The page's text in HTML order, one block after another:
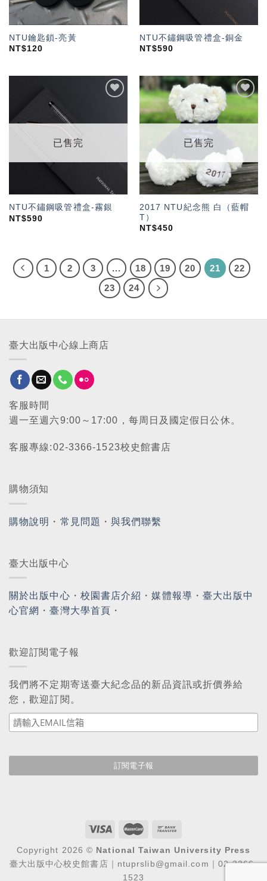
NTU鑰匙鎖-亮黃
NT$120
NTU不鏽鋼吸管禮盒-銅金
NT$590
望輕
已售完
NTU不鏽鋼吸管禮盒-霧銀
NT$590
「願
望輕
已售完
2017 NTU紀念熊 白（藍帽
T）
NT$450
1 2 3 ... 18 19 20 21
22
23
24
臺大出版中心線上商店
客服時間
週一至週六9:00～17:00，每周日及國定假日公休。
客服專線:02-3366-1523校史館書店
購物須知
購物說明 ・ 常見問題 ・與我們聯繫
臺大出版中心
關於出版中心 ・ 校園書店介紹 ・媒體報導 ・ 臺大出版中
心官網 ・臺灣大學首頁 ・
歡迎訂閱電子報
我們將不定期寄送臺大紀念品的新品資訊或折價券給
您，歡迎訂閱。
Copyright 2026 © National Taiwan University Press
臺大出版中心校史館書店｜ntuprslib@gmail.com｜02-3366-
1523